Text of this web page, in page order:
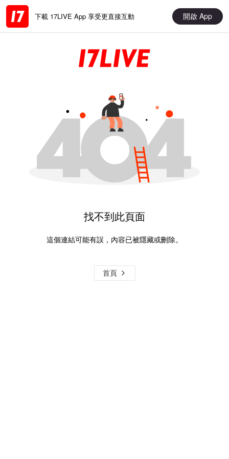
下載 17LIVE App 享受更直接互動 開啟 App
找不到此頁面
這個連結可能有誤，內容已被隱藏或刪除。
首頁